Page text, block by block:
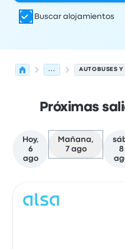
Buscar alojamientos
... AUTOBUSES Y
Próximas
Hoy,
6
ago
Mañana,
7 ago
8